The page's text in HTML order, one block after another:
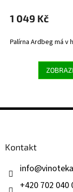
1 049 Kč
Palírna Ardbeg má v
Z
Kontakt
info@
+420 702 040